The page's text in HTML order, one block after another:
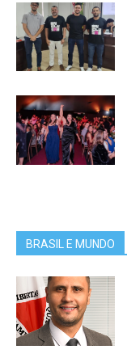
BRASIL E MUNDO